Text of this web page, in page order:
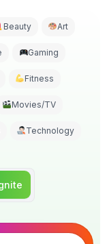
Beauty Art
Gaming
Fitness
Movies/TV
Technology